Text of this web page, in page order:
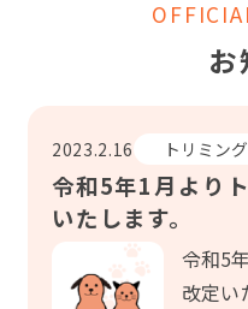
お
2023.2.16 トリミング
令和5年1月より
いたします。
令和5
改定い